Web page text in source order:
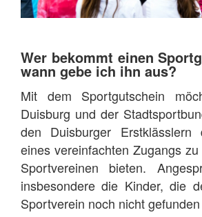
Wer bekommt einen
wann gebe ich ihn aus?
Mit dem Sportgutschein
Duisburg und der
den Duisburger Erstklässlern
eines vereinfachten Zugangs
Sportvereinen bieten.
insbesondere die Kinder, die
Sportverein noch nicht